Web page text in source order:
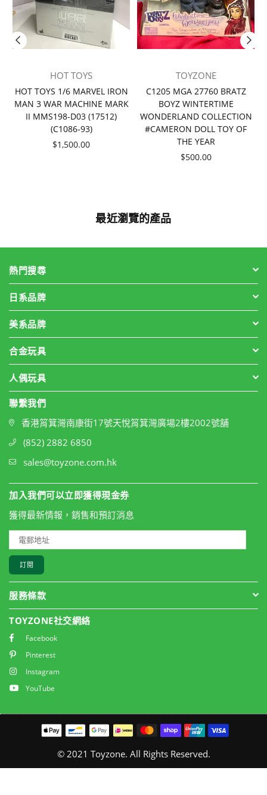
HOT TOYS
HOT TOYS 1/6 MARVEL IRON
MAN 3 WAR MACHINE MARK
II MMS198-D03 (17512)
(C1086-93)
價
$1,500.00
TOYZONE
C1205 MGA 27760 BRATZ
BOYZ WINTERTIME
WONDERLAND COLLECTION
#CAMERON DOLL TOY OF
THE YEAR
價
$500.00
最近瀏覽的產品
熱門搜尋
日系品牌
美系品牌
合金玩具
人偶玩具
聯繫我們
香港筲箕灣南康街17號天悅筲箕灣廣場2樓2002號舖
(852) 2882 6850
sales@toyzone.com.hk
加入我們可以立即獲得現金券
獲得最新情報，銷售和預訂消息
訂閱
服務條款
TOYZONE社交網絡
Facebook
Pinterest
Instagram
YouTube
© 2021 Toyzone. All Rights Reserved.